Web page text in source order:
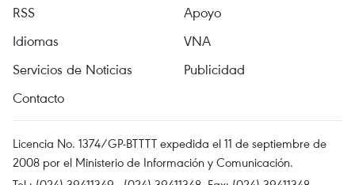
RSS
Apoyo
Idiomas
VNA
Servicios de Noticias
Publicidad
Contacto
Licencia No. 1374/GP-BTTTT expedida el 11 de septiembre de
2008 por el Ministerio de Información y Comunicación.